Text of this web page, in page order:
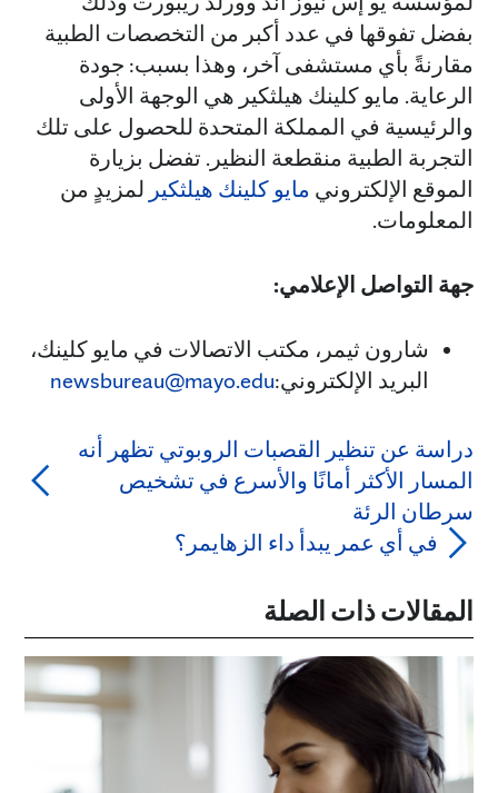
بفضل تفوقها في عدد أكبر من التخصصات الطبية
مقارنةً بأي مستشفى آخر، وهذا بسبب: جودة
الرعاية. مايو كلينك هيلثكير هي الوجهة الأولى
والرئيسية في المملكة المتحدة للحصول على تلك
التجربة الطبية منقطعة النظير. تفضل بزيارة
الموقع الإلكتروني مايو كلينك هيلثكير لمزيدٍ من
المعلومات.
جهة التواصل الإعلامي:
شارون ثيمر، مكتب الاتصالات في مايو كلينك،
البريد الإلكتروني:newsbureau@mayo.edu
دراسة عن تنظير القصبات الروبوتي تظهر أنه
المسار الأكثر أمانًا والأسرع في تشخيص
سرطان الرئة
في أي عمر يبدأ داء الزهايمر؟
المقالات ذات الصلة